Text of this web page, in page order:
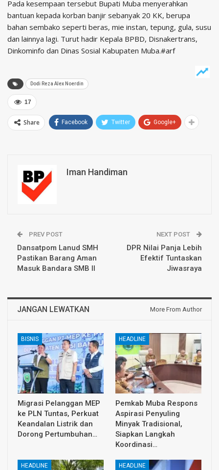
Pada kesempaan tersebut Bupati Muba menyerahkan
bantuan kepada korban banjir sebanyak 20 KK, berupa
bahan sembako seperti beras, mie instan, tepung, gula, susu
dan lainnya lagi. Turut hadir Kepala BPBD, Disnakertrans,
Dinkominfo dan Dinas Sosial Kabupaten Muba.#arf
Dodi Reza Alex Noerdin
17
Share Facebook Twitter Google+
Iman Handiman
PREV POST
Dansatpom Lanud SMH
Pastikan Barang Aman
Masuk Bandara SMB II
NEXT POST
DPR Nilai Panja Lebih
Efektif Tuntaskan
Jiwasraya
JANGAN LEWATKAN More From Author
BISNIS
Migrasi Pelanggan MEP
ke PLN Tuntas, Perkuat
Keandalan Listrik dan
Dorong Pertumbuhan…
HEADLINE
Pemkab Muba Respons
Aspirasi Penyuling
Minyak Tradisional,
Siapkan Langkah
Koordinasi…
HEADLINE HEADLINE